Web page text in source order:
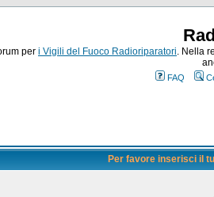
per i Vigili del Fuoco Radioriparatori. Nella
FAQ
Per favore inserisci il